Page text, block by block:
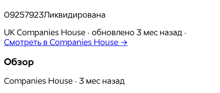
09257923Ликвидирована
UK Companies House · обновлено 3 мес назад ·
Смотреть в Companies House →
Обзор
Companies House · 3 мес назад